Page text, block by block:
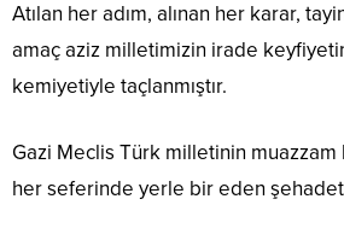
Atılan her adım, alınan her karar,
amaç aziz milletimizin irade
kemiyetiyle taçlanmıştır.
Gazi Meclis Türk milletinin muazzam
her seferinde yerle bir eden